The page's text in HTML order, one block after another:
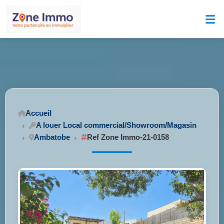
Accueil
A louer Local commercial/Showroom/Magasin
Ambatobe
Ref Zone Immo-21-0158